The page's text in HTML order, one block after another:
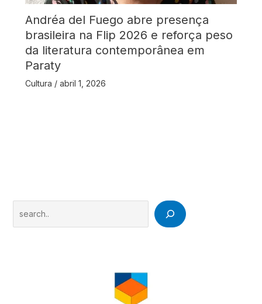
Andréa del Fuego abre presença
brasileira na Flip 2026 e reforça peso
da literatura contemporânea em
Paraty
Cultura / abril 1, 2026